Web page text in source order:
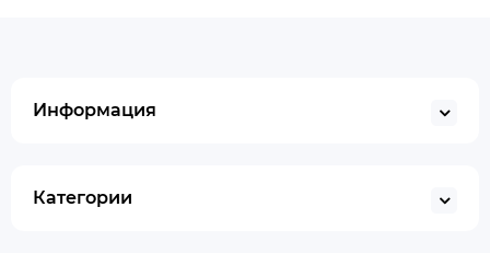
Информация
Категории